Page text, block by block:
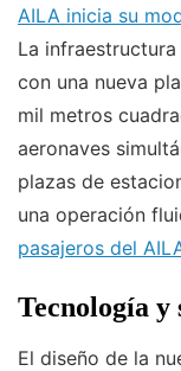
AILA inicia su
La
con una nueva
mil metros
aeronaves
plazas de
una operación
pasajeros del
Tecnología y
El diseño de la